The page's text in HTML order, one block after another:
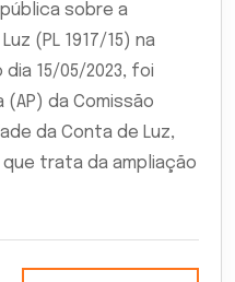
sobre a
(PL 1917/15) na
15/05/2023, foi
da Comissão
da Conta de Luz,
que trata da ampliação